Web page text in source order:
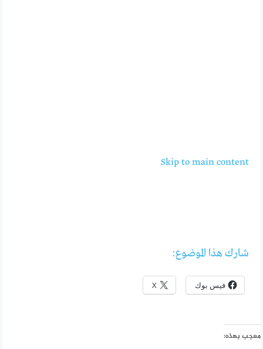
Skip to main content
شارك هذا الموضوع:
فيس بوك X
معجب بهذه: